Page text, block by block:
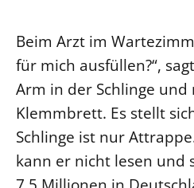
Beim Arzt im
für mich ausfüllen?“,
Arm in der Schlinge
Klemmbrett. Es stellt
Schlinge ist nur
kann er nicht lesen und
Abteilungen des
Rechnungsprüfungsamt
Fachstelle Sexualisierte
Beschwerdestellen
Kirchenämter
Gleichstellung
Gebäude
Suche